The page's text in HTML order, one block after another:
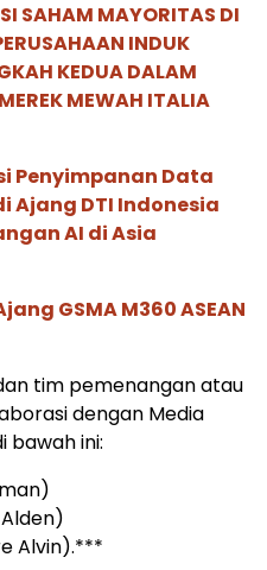
SAHAM MAYORITAS DI
INDUK
KEDUA DALAM
MEWAH ITALIA
Penyimpanan Data
Ajang DTI Indonesia
AI di Asia
GSMA M360 ASEAN
tim pemenangan atau
dengan Media
bawah ini:
Alvin).***